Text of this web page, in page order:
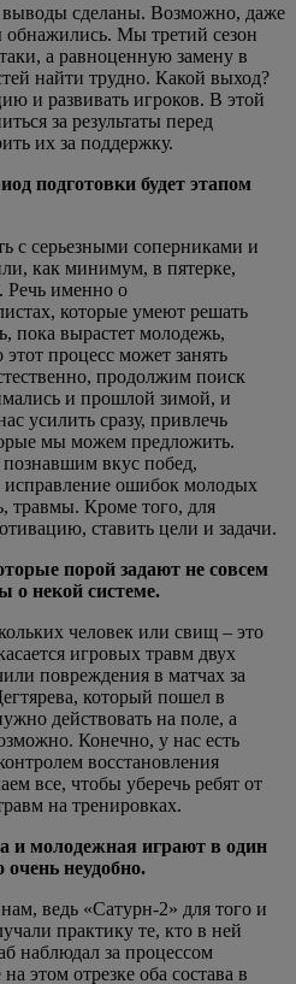
выводы сделаны. Возможно, даже
Мы третий сезон
а равноценную замену в
найти трудно. Какой выход?
и развивать игроков. В этой
за результаты перед
их за поддержку.
подготовки будет этапом
с серьезными соперниками и
как минимум, в пятерке,
Речь именно о
которые умеют решать
пока вырастет молодежь,
процесс может занять
продолжим поиск
и прошлой зимой, и
усилить сразу, привлечь
мы можем предложить.
познавшим вкус побед,
исправление ошибок молодых
травмы. Кроме того, для
ставить цели и задачи.
порой задают не совсем
о некой системе.
человек или свищ – это
игровых травм двух
повреждения в матчах за
который пошел в
действовать на поле, а
Конечно, у нас есть
восстановления
все, чтобы уберечь ребят от
на тренировках.
и молодежная играют в один
неудобно.
ведь «Сатурн-2» для того и
практику те, кто в ней
наблюдал за процессом
этом отрезке оба состава в